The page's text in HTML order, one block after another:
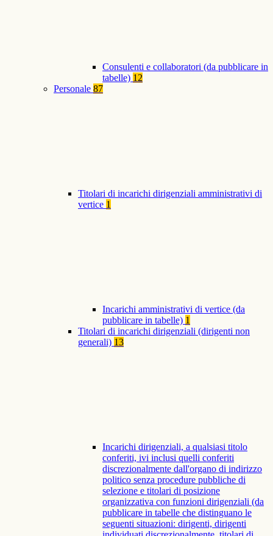
Consulenti e collaboratori (da pubblicare in
tabelle) 12
Personale 87
Titolari di incarichi dirigenziali amministrativi di
vertice 1
Incarichi amministrativi di vertice (da
pubblicare in tabelle) 1
Titolari di incarichi dirigenziali (dirigenti non
generali) 13
Incarichi dirigenziali, a qualsiasi titolo
conferiti, ivi inclusi quelli conferiti
discrezionalmente dall'organo di indirizzo
politico senza procedure pubbliche di
selezione e titolari di posizione
organizzativa con funzioni dirigenziali (da
pubblicare in tabelle che distinguano le
seguenti situazioni: dirigenti, dirigenti